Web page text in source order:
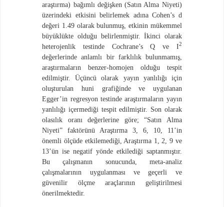
araştırma) bağımlı değişken (Satın Alma Niyeti)
üzerindeki etkisini belirlemek adına Cohen’s d
değeri 1.49 olarak bulunmuş, etkinin mükemmel
büyüklükte olduğu belirlenmiştir. İkinci olarak
heterojenlik testinde Cochrane’s Q ve I2
değerlerinde anlamlı bir farklılık bulunmamış,
araştırmaların benzer-homojen olduğu tespit
edilmiştir. Üçüncü olarak yayın yanlılığı için
oluşturulan huni grafiğinde ve uygulanan
Egger’in regresyon testinde araştırmaların yayın
yanlılığı içermediği tespit edilmiştir. Son olarak
olasılık oranı değerlerine göre;“Satın Alma
Niyeti” faktörünü Araştırma 3, 6, 10, 11’in
önemli ölçüde etkilemediği, Araştırma 1, 2, 9 ve
13’ün ise negatif yönde etkilediği saptanmıştır.
Bu çalışmanın sonucunda, meta-analiz
çalışmalarının uygulanması ve geçerli ve
güvenilir ölçme araçlarının geliştirilmesi
önerilmektedir.